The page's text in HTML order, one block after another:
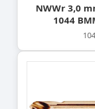
NWWr 3,0
1044